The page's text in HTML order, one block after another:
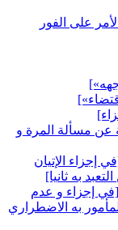
على الفور
عن مسألة المرة و
إجزاء الإتيان
به ثانيا]
[في إجزاء و عدم
به الاضطراري